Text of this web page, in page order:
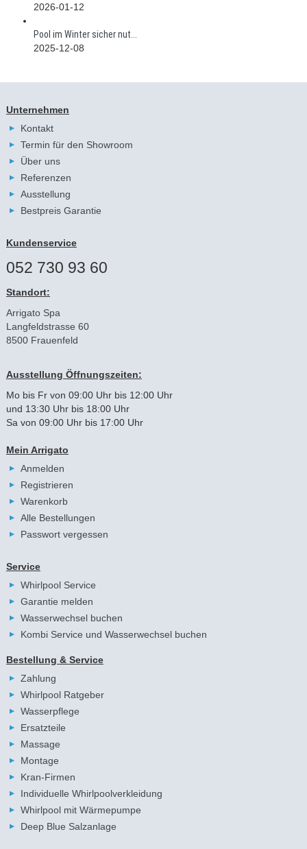
2026-01-12
Pool im Winter sicher nut...
2025-12-08
Unternehmen
Kontakt
Termin für den Showroom
Über uns
Referenzen
Ausstellung
Bestpreis Garantie
Kundenservice
052 730 93 60
Standort:
Arrigato Spa
Langfeldstrasse 60
8500 Frauenfeld
Ausstellung Öffnungszeiten:
Mo bis Fr von 09:00 Uhr bis 12:00 Uhr
und 13:30 Uhr bis 18:00 Uhr
Sa von 09:00 Uhr bis 17:00 Uhr
Mein Arrigato
Anmelden
Registrieren
Warenkorb
Alle Bestellungen
Passwort vergessen
Service
Whirlpool Service
Garantie melden
Wasserwechsel buchen
Kombi Service und Wasserwechsel buchen
Bestellung & Service
Zahlung
Whirlpool Ratgeber
Wasserpflege
Ersatzteile
Massage
Montage
Kran-Firmen
Individuelle Whirlpoolverkleidung
Whirlpool mit Wärmepumpe
Deep Blue Salzanlage